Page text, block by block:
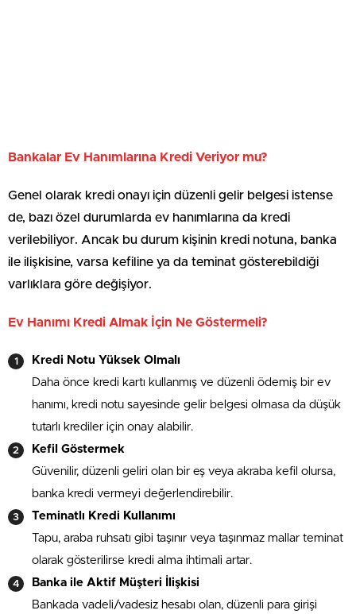
Bankalar Ev Hanımlarına Kredi Veriyor mu?
Genel olarak kredi onayı için düzenli gelir belgesi istense
de, bazı özel durumlarda ev hanımlarına da kredi
verilebiliyor. Ancak bu durum kişinin kredi notuna, banka
ile ilişkisine, varsa kefiline ya da teminat gösterebildiği
varlıklara göre değişiyor.
Ev Hanımı Kredi Almak İçin Ne Göstermeli?
Kredi Notu Yüksek Olmalı
Daha önce kredi kartı kullanmış ve düzenli ödemiş bir ev
hanımı, kredi notu sayesinde gelir belgesi olmasa da düşük
tutarlı krediler için onay alabilir.
Kefil Göstermek
Güvenilir, düzenli geliri olan bir eş veya akraba kefil olursa,
banka kredi vermeyi değerlendirebilir.
Teminatlı Kredi Kullanımı
Tapu, araba ruhsatı gibi taşınır veya taşınmaz mallar teminat
olarak gösterilirse kredi alma ihtimali artar.
Banka ile Aktif Müşteri İlişkisi
Bankada vadeli/vadesiz hesabı olan, düzenli para girişi